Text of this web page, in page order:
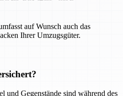
auf Wunsch auch das
Ihrer Umzugsgüter.
und Gegenstände sind während des